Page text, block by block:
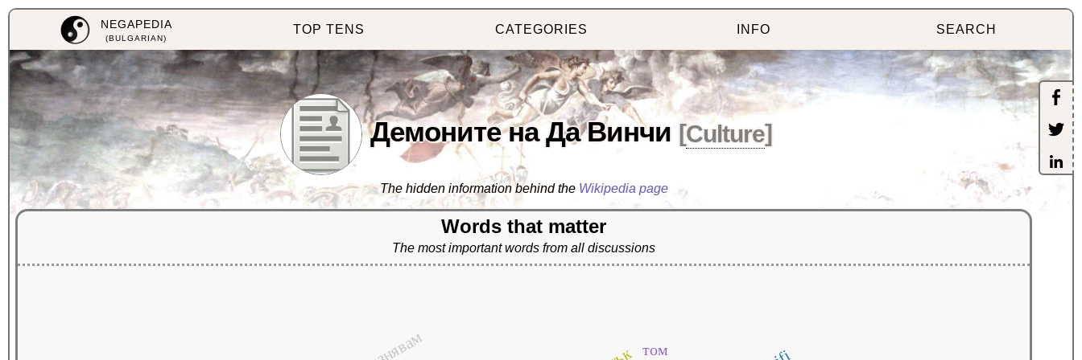
NEGAPEDIA
(BULGARIAN)
TOP TENS CATEGORIES INFO SEARCH
Демоните на Да Винчи [Culture]
The hidden information behind the Wikipedia page
Words that matter
The most important words from all discussions
том